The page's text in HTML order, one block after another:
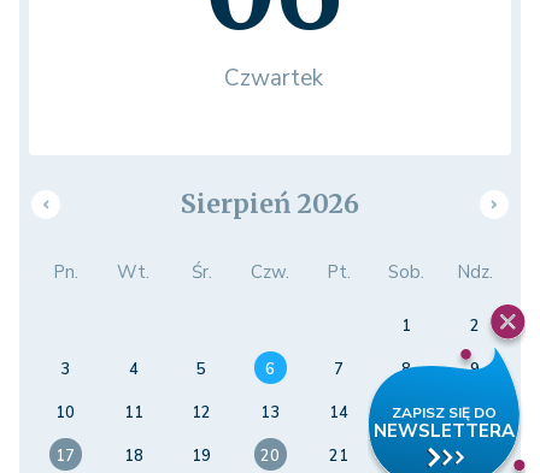
Czwartek
Sierpień 2026
Pn. Wt. Śr. Czw. Pt. Sob. Ndz.
1
2
3
4 5 6 7 8
9
10
11 12 13 14 15
16
17
18 19 20 21